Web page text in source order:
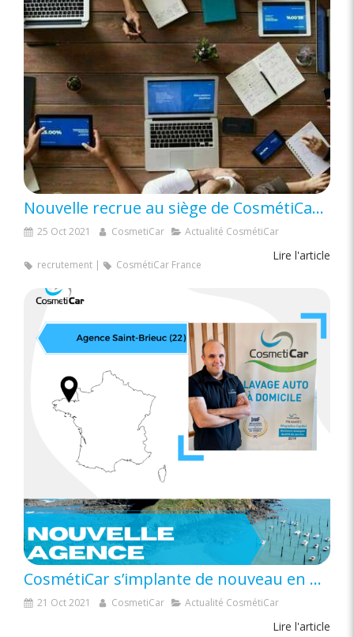
Nouvelle recrue au siège de CosmétiCar : Le pôle commercial s’agrandît !
25 Oct 2021 CosmetiCar Actualité CosmétiCar
Lire l'article
recrutement CosmétiCar France
CosmétiCar s’implante de nouveau en Bretagne !
21 Oct 2021 CosmetiCar Actualité CosmétiCar
Lire l'article